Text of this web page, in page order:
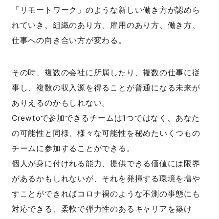
「リモートワーク」のような新しい働き方が認めら
れていき、組織のあり方、雇用のあり方、働き方、
仕事への向き合い方が変わる。
その時、複数の会社に所属したり、複数の仕事に従
事し、複数の収入源を得ることが普通になる未来が
ありえるのかもしれない。
Crewtoで参加できるチームは1つではなく、あなた
の可能性と同様、様々な可能性を秘めたいくつもの
チームに参加することができる。
個人が身に付けれる能力、提供できる価値には限界
があるかもしれないが、それを発揮する環境を増や
すことができればコロナ禍のような不測の事態にも
対応できる、柔軟で弾力性のあるキャリアを築け